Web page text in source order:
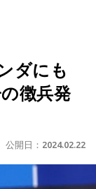
ダにも
徴兵発
公開日： 2024.02.22